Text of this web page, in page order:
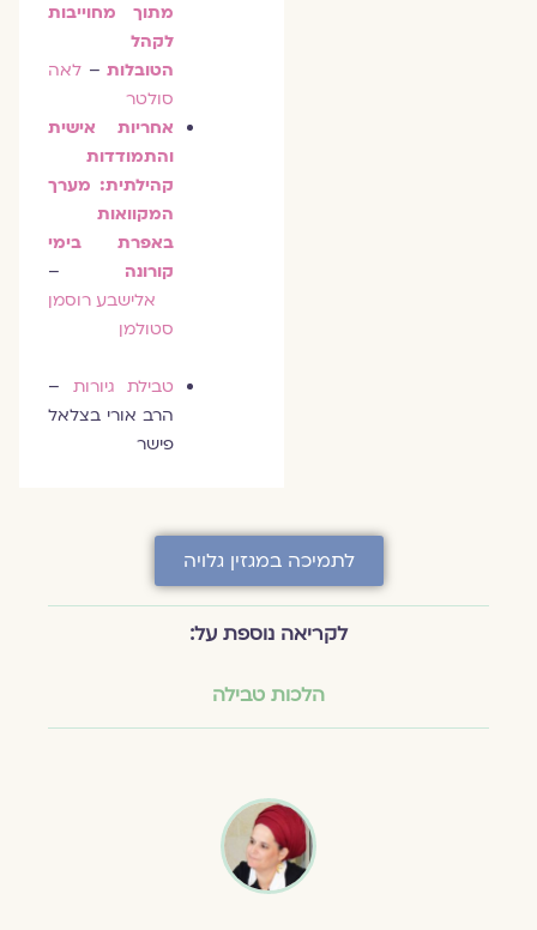
מתוך מחוייבות
לקהל
הטובלות–לאה
סולטר
אחריות אישית
והתמודדות
קהילתית: מערך
המקוואות
באפרת בימי
קורונה–
אלישבע רוסמן
סטולמן
טבילת גיורות–
הרב אורי בצלאל
פישר
לתמיכה במגזין גלויה
לקריאה נוספת על:
הלכות טבילה